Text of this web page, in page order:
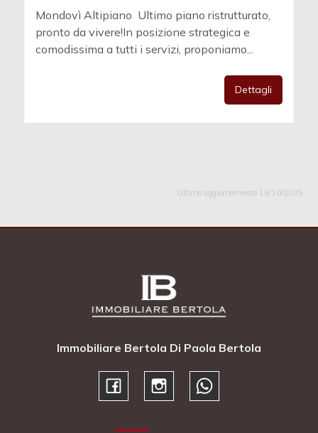
Mondovì Altipiano  Ultimo piano ristrutturato,
pronto da vivere!In posizione strategica e
comodissima a tutti i servizi, proponiamo...
Dettagli
Ultimo aggiornamento 16/10/2025
Immobiliare Bertola Di Paola Bertola